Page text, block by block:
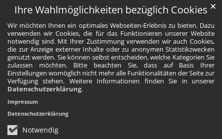
Ihre Wahlmöglichkeiten bezüglich Cookies
Wir möchten Ihnen ein optimales Webseiten-Erlebnis zu bieten. Dazu
verwenden wir Cookies, die für das Funktionieren unserer Website
notwendig sind. Mit Ihrer Zustimmung verwenden wir auch Cookies,
die zur Anzeige externer Inhalte oder zu anonymen Statistikzwecken
genutzt werden. Sie können selbst entscheiden, welche Kategorien Sie
zulassen möchten. Bitte beachten Sie, dass auf Basis Ihrer
Einstellungen womöglich nicht mehr alle Funktionalitäten der Seite zur
Verfügung stehen. Weitere Informationen finden Sie in unserer
Datenschutzerklärung.
Notwendig
✕
Impressum
Datenschutzerklärung